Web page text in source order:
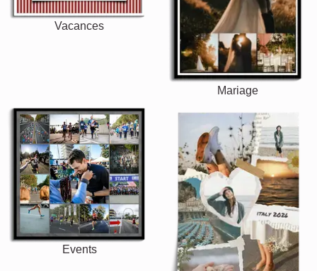
Vacances
Mariage
Events